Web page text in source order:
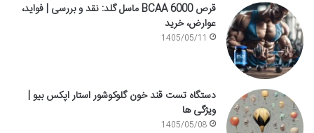
قرص BCAA 6000 ماسل گلد: نقد و بررسی | فواید،
عوارض، خرید
1405/05/11
دستگاه تست قند خون گلوکوشور استار اپکس بیو |
ویژگی ها
1405/05/08